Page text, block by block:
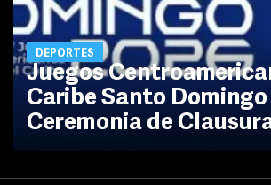
DEPORTES
Juegos
Caribe Santo Domingo
Ceremonia de